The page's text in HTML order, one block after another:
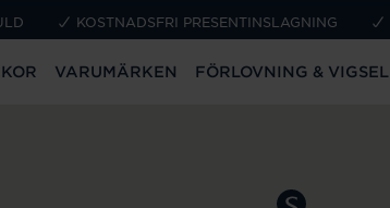
KOSTNADSFRI PRESENTINSLAGNING
VARUMÄRKEN FÖRLOVNING & VIGSEL